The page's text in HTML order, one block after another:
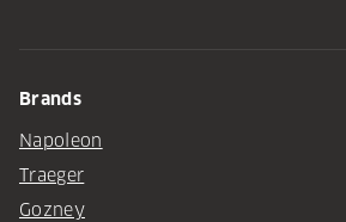
Brands
Napoleon
Traeger
Gozney